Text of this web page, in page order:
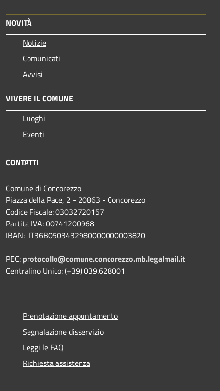
NOVITÀ
Notizie
Comunicati
Avvisi
VIVERE IL COMUNE
Luoghi
Eventi
CONTATTI
Comune di Concorezzo
Piazza della Pace, 2 - 20863 - Concorezzo
Codice Fiscale: 03032720157
Partita IVA: 00741200968
IBAN: IT36B0503432980000000003820
PEC: protocollo@comune.concorezzo.mb.legalmail.it
Centralino Unico: (+39) 039.628001
Prenotazione appuntamento
Segnalazione disservizio
Leggi le FAQ
Richiesta assistenza